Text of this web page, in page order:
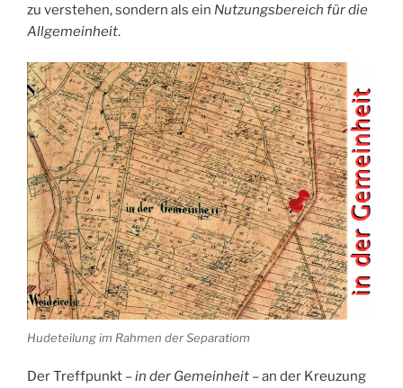
zu verstehen, sondern als ein Nutzungsbereich für die
Allgemeinheit.
Hudeteilung im Rahmen der Separatiom
Der Treffpunkt –in der Gemeinheit – an der Kreuzung